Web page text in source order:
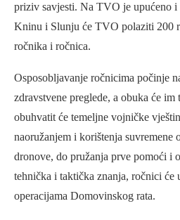
priziv savjesti. Na TVO je upućeno i
Kninu i Slunju će TVO polaziti 200
ročnika i ročnica.
Osposobljavanje ročnicima počinje
zdravstvene preglede, a obuka će im
obuhvatit će temeljne vojničke
naoružanjem i korištenja suvremene
dronove, do pružanja prve pomoći i
tehnička i taktička znanja, ročnici
operacijama Domovinskog rata.